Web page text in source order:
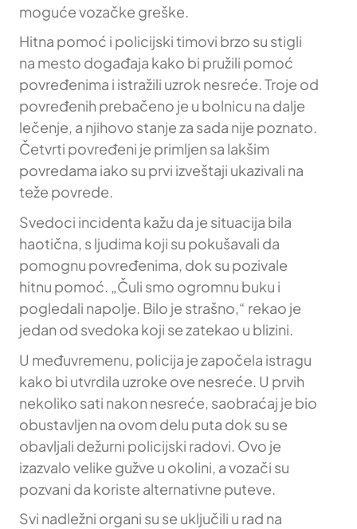
moguće vozačke greške.
Hitna pomoć i policijski timovi brzo su stigli
na mesto događaja kako bi pružili pomoć
povređenima i istražili uzrok nesreće. Troje od
povređenih prebačeno je u bolnicu na dalje
lečenje, a njihovo stanje za sada nije poznato.
Četvrti povređeni je primljen sa lakšim
povredama iako su prvi izveštaji ukazivali na
teže povrede.
Svedoci incidenta kažu da je situacija bila
haotična, s ljudima koji su pokušavali da
pomognu povređenima, dok su pozivale
hitnu pomoć. „Čuli smo ogromnu buku i
pogledali napolje. Bilo je strašno,“ rekao je
jedan od svedoka koji se zatekao u blizini.
U međuvremenu, policija je započela istragu
kako bi utvrdila uzroke ove nesreće. U prvih
nekoliko sati nakon nesreće, saobraćaj je bio
obustavljen na ovom delu puta dok su se
obavljali dežurni policijski radovi. Ovo je
izazvalo velike gužve u okolini, a vozači su
pozvani da koriste alternativne puteve.
Svi nadležni organi su se uključili u rad na